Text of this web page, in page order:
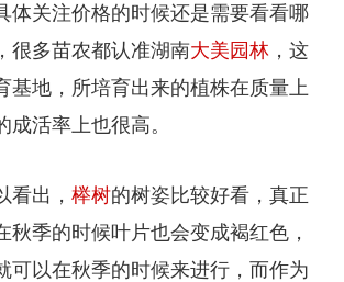
体关注价格的时候还是需要看看哪
很多苗农都认准湖南大美园林，这
基地，所培育出来的植株在质量上
成活率上也很高。
看出， 榉树的树姿比较好看，真正
秋季的时候叶片也会变成褐红色，
可以在秋季的时候来进行，而作为